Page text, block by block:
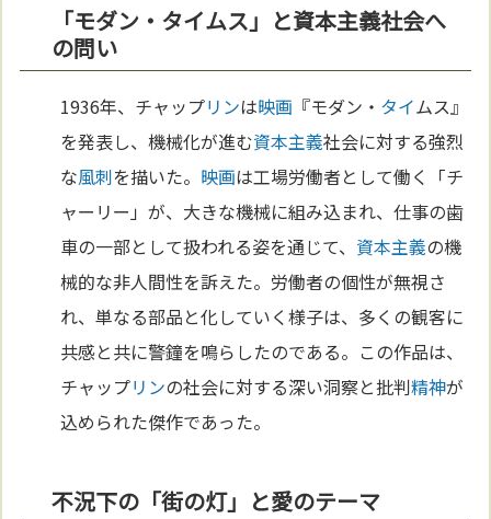
「モダン・タイムス」と資本主義社会へ
の問い
1936年、チャップリンは映画 『モダン・ タイムス』
を発表し、機械化が進む資本主義社会に対する強烈
な風刺を描いた。 映画は工場労働者として働く「チ
ャーリー」が、大きな機械に組み込まれ、仕事の歯
車の一部として扱われる姿を通じて、 資本主義の機
械的な非人間性を訴えた。労働者の個性が無視さ
れ、単なる部品と化していく様子は、多くの観客に
共感と共に警鐘を鳴らしたのである。この作品は、
チャップリンの社会に対する深い洞察と批判精神が
込められた傑作であった。
不況下の「街の灯」と愛のテーマ